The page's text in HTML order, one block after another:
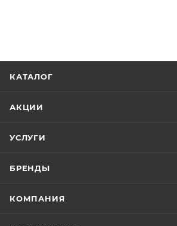
КАТАЛОГ
АКЦИИ
УСЛУГИ
БРЕНДЫ
КОМПАНИЯ